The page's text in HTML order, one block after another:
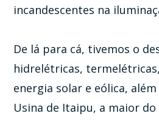
incandescentes na
De lá para cá, tivemos o
hidrelétricas,
energia solar e eólica,
Usina de Itaipu, a maior